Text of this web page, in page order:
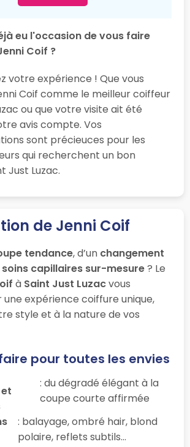
eu l'occasion de vous faire
Coif ?
votre expérience ! Que vous
Coif comme le meilleur coiffeur
ou que votre visite ait été
avis compte. Vos
sont précieuces pour les
qui recherchent un bon
Just Luzac.
de Jenni Coif
tendance, d’un changement
soins capillaires sur-mesure? Le
à Saint Just Luzacvous
expérience coiffure unique,
style et à la nature de vos
pour toutes les envies
: du dégradé élégant à la
coupe courte affirmée
: balayage, ombré hair, blond
polaire, reflets subtils…